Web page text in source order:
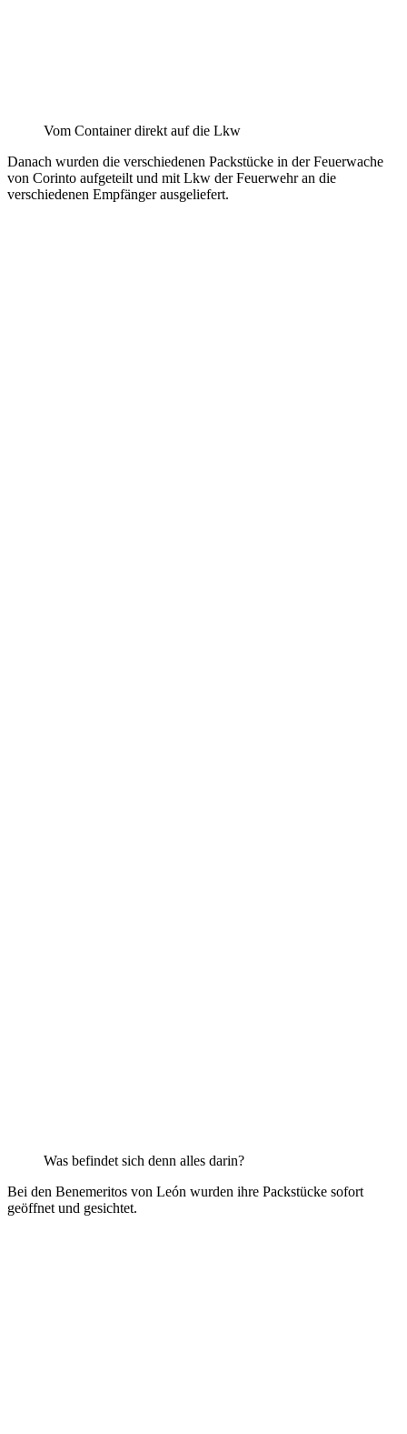
Vom Container direkt auf die Lkw
Danach wurden die verschiedenen Packstücke in der Feuerwache
von Corinto aufgeteilt und mit Lkw der Feuerwehr an die
verschiedenen Empfänger ausgeliefert.
Was befindet sich denn alles darin?
Bei den Benemeritos von León wurden ihre Packstücke sofort
geöffnet und gesichtet.